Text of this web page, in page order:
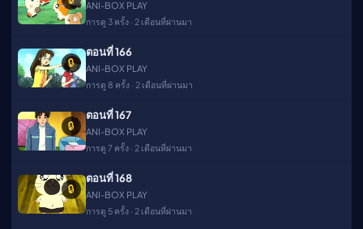
ANI-BOX PLAY
การดู 3 ครั้ง · 2 เดือนที่ผ่านมา
🔒
ตอนที่ 166
ANI-BOX PLAY
การดู 8 ครั้ง · 2 เดือนที่ผ่านมา
🔒
ตอนที่ 167
ANI-BOX PLAY
การดู 7 ครั้ง · 2 เดือนที่ผ่านมา
🔒
ตอนที่ 168
ANI-BOX PLAY
การดู 5 ครั้ง · 2 เดือนที่ผ่านมา